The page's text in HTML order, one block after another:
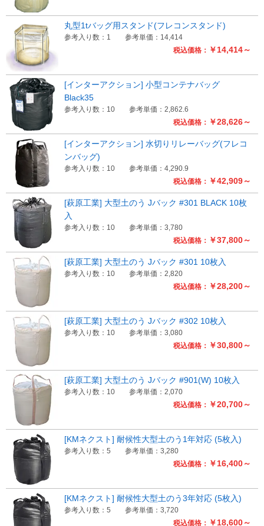
税込価格： ￥14,414～
丸型1tバッグ用スタンド(フレコンスタンド)
参考入り数：1 参考単価：14,414
税込価格： ￥28,626～
[インターアクション] 小型コンテナバッグ
Black35
参考入り数：10 参考単価：2,862.6
税込価格： ￥42,909～
[インターアクション] 水切りリレーバッグ(フレコ
ンバッグ)
参考入り数：10 参考単価：4,290.9
税込価格： ￥37,800～
[萩原工業] 大型土のう Jバック #301 BLACK 10枚
入
参考入り数：10 参考単価：3,780
税込価格： ￥28,200～
[萩原工業] 大型土のう Jバック #301 10枚入
参考入り数：10 参考単価：2,820
税込価格： ￥30,800～
[萩原工業] 大型土のう Jバック #302 10枚入
参考入り数：10 参考単価：3,080
税込価格： ￥20,700～
[萩原工業] 大型土のう Jバック #901(W) 10枚入
参考入り数：10 参考単価：2,070
税込価格： ￥16,400～
[KMネクスト] 耐候性大型土のう1年対応 (5枚入)
参考入り数：5 参考単価：3,280
税込価格： ￥18,600～
[KMネクスト] 耐候性大型土のう3年対応 (5枚入)
参考入り数：5 参考単価：3,720